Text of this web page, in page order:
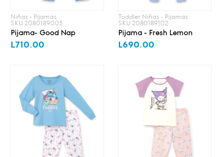
Niñas • Pijamas
SKU 2080189005
Pijama- Good Nap
L710.00
Toddler Niñas • Pijamas
SKU 2080189102
Pijama - Fresh Lemon
L690.00